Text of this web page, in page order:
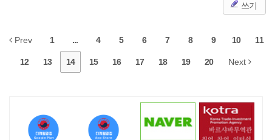
쓰기
Prev 1 ... 4 5 6 7 8 9 10 11
12 13 14 15 16 17 18 19 20 Next